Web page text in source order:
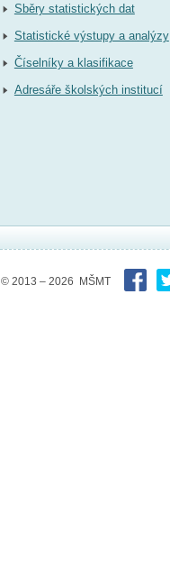
Sběry statistických dat
Statistické výstupy a analýzy
Číselníky a klasifikace
Adresáře školských institucí
© 2013 – 2026 MŠMT